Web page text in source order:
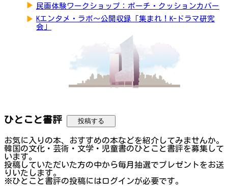
▶ 民画体験ワークショップ：ポーチ・クッションカバー
▶ Kエンタメ・ラボ～公開収録「集まれ！K-ドラマ研究
会」
ひとこと書評 投稿する
お気に入りの本、おすすめの本などを紹介してみませんか。
韓国の文化・芸術・文学・児童書のひとこと書評を募集して
います。
投稿していただいた方の中から毎月抽選でプレゼントをお送
りいたします。
※ひとこと書評の投稿にはログインが必要です。